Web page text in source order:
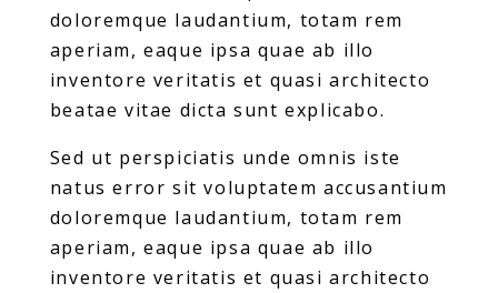
doloremque laudantium, totam rem
aperiam, eaque ipsa quae ab illo
inventore veritatis et quasi architecto
beatae vitae dicta sunt explicabo.
Sed ut perspiciatis unde omnis iste
natus error sit voluptatem accusantium
doloremque laudantium, totam rem
aperiam, eaque ipsa quae ab illo
inventore veritatis et quasi architecto